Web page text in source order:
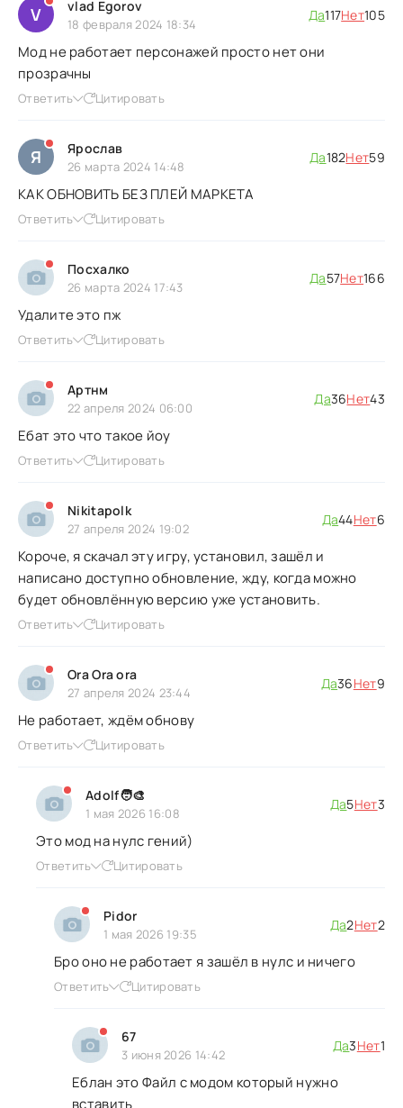
V vlad Egorov
18 февраля 2024 18:34
Да117Нет105
Мод не работает персонажей просто нет они
прозрачны
Ответить Цитировать
Я Ярослав
26 марта 2024 14:48
Да182Нет59
КАК ОБНОВИТЬ БЕЗ ПЛЕЙ МАРКЕТА
Ответить Цитировать
Посхалко
26 марта 2024 17:43
Да57Нет166
Удалите это пж
Ответить Цитировать
Артнм
22 апреля 2024 06:00
Да36Нет43
Ебат это что такое йоу
Ответить Цитировать
Nikitapolk
27 апреля 2024 19:02
Да44Нет6
Короче, я скачал эту игру, установил, зашёл и
написано доступно обновление, жду, когда можно
будет обновлённую версию уже установить.
Ответить Цитировать
Ora Ora ora
27 апреля 2024 23:44
Да36Нет9
Не работает, ждём обнову
Ответить Цитировать
Adolf🧑‍🎨
1 мая 2026 16:08
Да5Нет3
Это мод на нулс гений)
Ответить Цитировать
Pidor
1 мая 2026 19:35
Да2Нет2
Бро оно не работает я зашёл в нулс и ничего
Ответить Цитировать
67
3 июня 2026 14:42
Да3Нет1
Еблан это Файл с модом который нужно
вставить